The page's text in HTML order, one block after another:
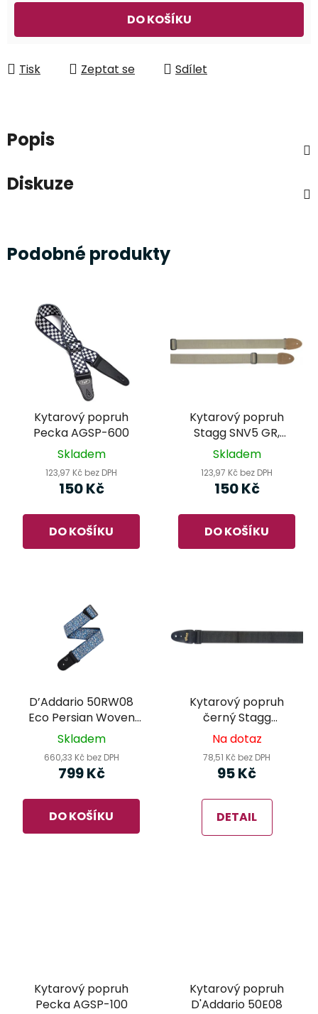
DO KOŠÍKU
Tisk Zeptat se Sdílet
Popis
Diskuze
Podobné produkty
Kytarový popruh
Pecka AGSP-600
Skladem
123,97 Kč bez DPH
150 Kč
DO KOŠÍKU
Kytarový popruh
Stagg SNV5 GR,
zelený
Skladem
123,97 Kč bez DPH
150 Kč
DO KOŠÍKU
D’Addario 50RW08
Eco Persian Woven
Guitar Strap Blue –
Skladem
660,33 Kč bez DPH
799 Kč
DO KOŠÍKU
Kytarový popruh
černý Stagg
BJA006BK
Na dotaz
78,51 Kč bez DPH
95 Kč
DETAIL
Kytarový popruh
Pecka AGSP-100
Kytarový popruh
D'Addario 50E08